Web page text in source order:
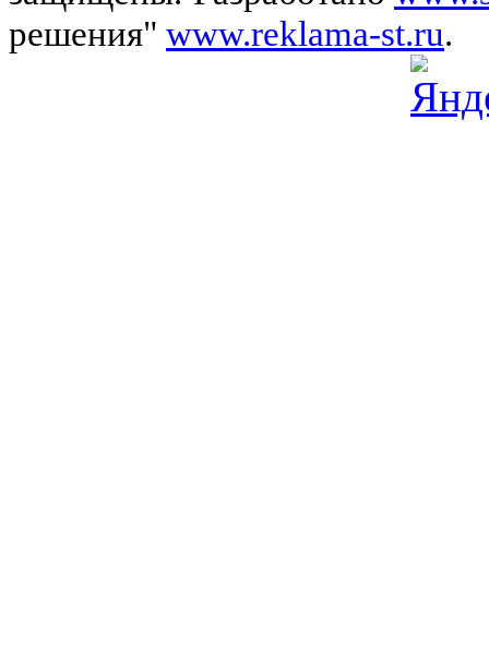
решения" www.reklama-st.ru.